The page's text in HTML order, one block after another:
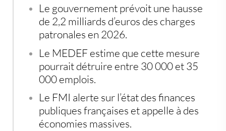
La question des normes revient au centre du débat
Un tournant économique sous haute tension
Le gouvernement prévoit une hausse
de 2,2 milliards d’euros des charges
patronales en 2026.
Le MEDEF estime que cette mesure
pourrait détruire entre 30 000 et 35
000 emplois.
Le FMI alerte sur l’état des finances
publiques françaises et appelle à des
économies massives.